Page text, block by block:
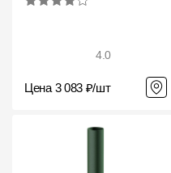
4.0
Цена 3 083 ₽/шт